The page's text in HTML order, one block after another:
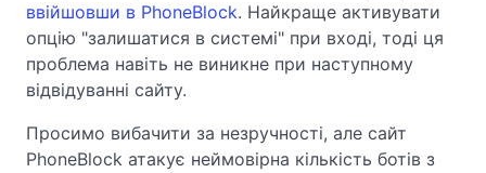
ввійшовши в PhoneBlock. Найкраще активувати
опцію "залишатися в системі" при вході, тоді ця
проблема навіть не виникне при наступному
відвідуванні сайту.
Просимо вибачити за незручності, але сайт
PhoneBlock атакує неймовірна кількість ботів з